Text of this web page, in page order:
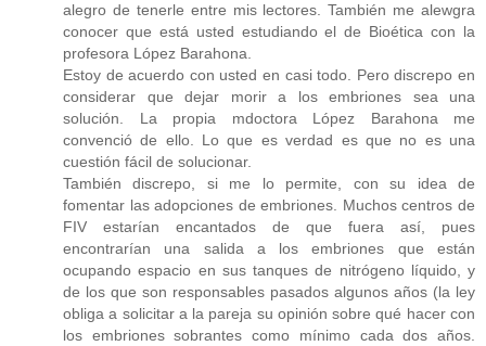
alegro de tenerle entre mis lectores. También me alewgra
conocer que está usted estudiando el de Bioética con la
profesora López Barahona.
Estoy de acuerdo con usted en casi todo. Pero discrepo en
considerar que dejar morir a los embriones sea una
solución. La propia mdoctora López Barahona me
convenció de ello. Lo que es verdad es que no es una
cuestión fácil de solucionar.
También discrepo, si me lo permite, con su idea de
fomentar las adopciones de embriones. Muchos centros de
FIV estarían encantados de que fuera así, pues
encontrarían una salida a los embriones que están
ocupando espacio en sus tanques de nitrógeno líquido, y
de los que son responsables pasados algunos años (la ley
obliga a solicitar a la pareja su opinión sobre qué hacer con
los embriones sobrantes como mínimo cada dos años.